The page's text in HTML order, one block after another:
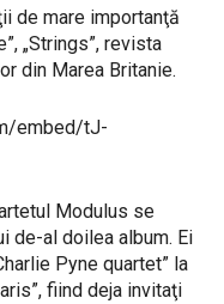
de mare importanţă
„Strings”, revista
din Marea Britanie.
embed/tJ-
Modulus se
de-al doilea album. Ei
Pyne quartet” la
fiind deja invitaţi